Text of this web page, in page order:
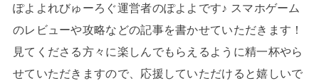
ぽよよれびゅーろぐ運営者のぽよよです♪ スマホゲーム
のレビューや攻略などの記事を書かせていただきます！
見てくださる方々に楽しんでもらえるように精一杯やら
せていただきますので、応援していただけると嬉しいで